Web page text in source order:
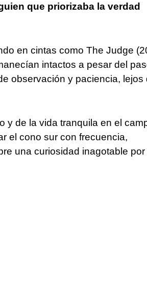
que priorizaba la verdad
en cintas como The Judge
intactos a pesar del
observación y paciencia, lejos
y de la vida tranquila en el
el cono sur con frecuencia,
una curiosidad inagotable por